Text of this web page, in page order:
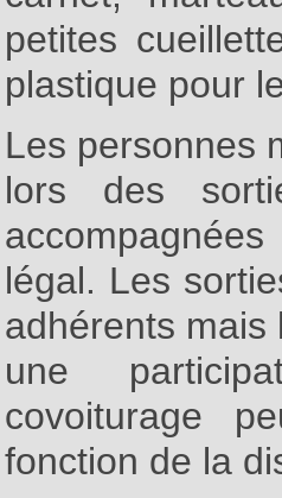
petites
plastique pour
Les personnes
lors des
légal. Les
adhérents mais
une
covoiturage
fonction de la